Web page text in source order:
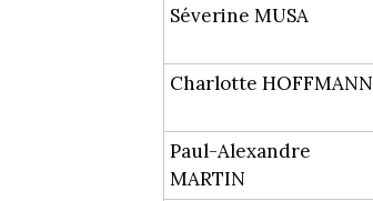
Séverine MUSA
Charlotte HOFFMANN
Paul-Alexandre
MARTIN